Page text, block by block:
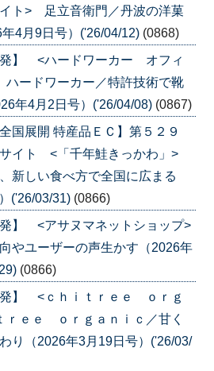
ト> 足立音衛門／丹波の洋菓
4月9日号）('26/04/12) (0868)
】 <ハードワーカー オフィ
ードワーカー／特許技術で靴
年4月2日号）('26/04/08) (0867)
国展開 特産品ＥＣ】第５２９
イト <「千年鮭きっかわ」>
新しい食べ方で全国に広まる
('26/03/31) (0866)
】 <アサヌマネットショップ>
やユーザーの声生かす（2026年
(0866)
】 <ｃｈｉｔｒｅｅ ｏｒｇ
ｅｅ ｏｒｇａｎｉｃ／甘く
り（2026年3月19日号）('26/03/